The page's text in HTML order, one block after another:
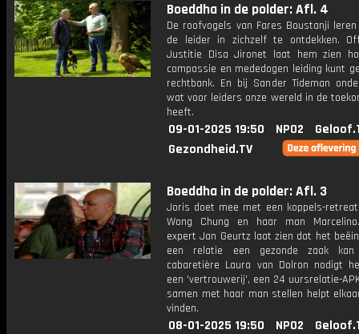
Boeddha in de polder: Afl. 4
De roofvogels van Fares Boustanji
de leider in zichzelf te ontdekken.
Justitie Disa Jironet laat hem zien
compassie en mededogen leiding kunt
rechtbank. En bij Sander Tideman
wat voor leiders onze wereld in de
heeft.
09-01-2025 19:50 NPO2
Gezondheid.TV
Boeddha in de polder: Afl. 3
Joris doet mee met een koppels-retreat
Wong Chung en haar man
expert Jan Geurtz laat zien dat het
een relatie een gezonde zaak
cabaretière Laura van Dolron nodigt
een 'vertrouwerij', een 24 uursrelatie-
samen met haar man stellen helpt
vinden.
08-01-2025 19:50 NPO2